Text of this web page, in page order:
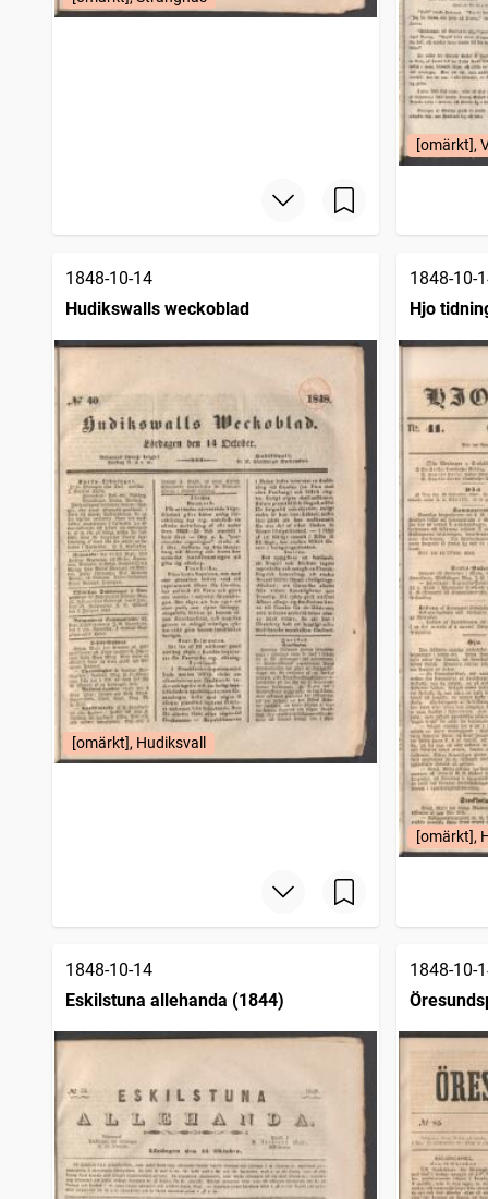
Skara tidning (Skara : 1838)
1
träffar
[omärkt],
1848-10-14
Hudikswalls weckoblad
[omärkt], Hudiksvall
1848-10-
Hjo
[omärkt],
1848-10-14
Eskilstuna allehanda (1844)
1848-10-